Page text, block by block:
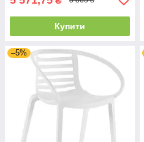
Купити
–5%